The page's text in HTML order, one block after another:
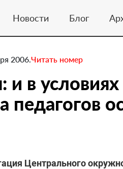
Новости Блог
2006.Читать номер
в
педагогов
Центрального